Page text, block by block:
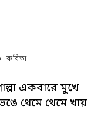
কবিতা
একবারে মুখে
থেমে থেমে খায়